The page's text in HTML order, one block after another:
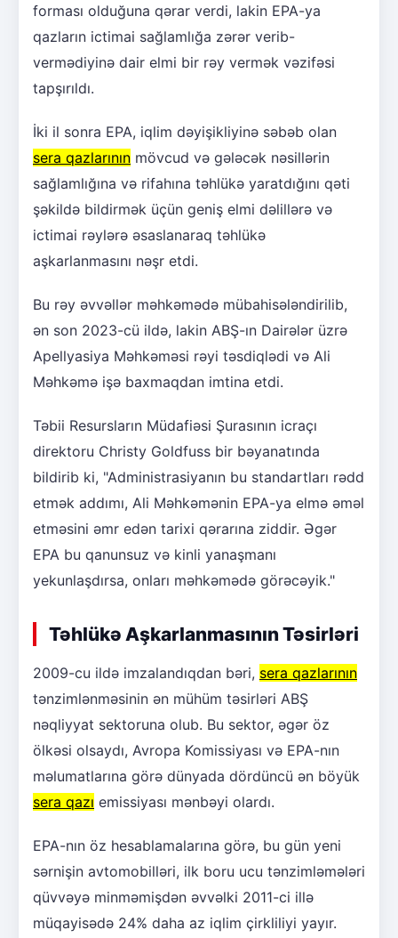
forması olduğuna qərar verdi, lakin EPA-ya
qazların ictimai sağlamlığa zərər verib-
vermədiyinə dair elmi bir rəy vermək vəzifəsi
tapşırıldı.
İki il sonra EPA, iqlim dəyişikliyinə səbəb olan
sera qazlarının mövcud və gələcək nəsillərin
sağlamlığına və rifahına təhlükə yaratdığını qəti
şəkildə bildirmək üçün geniş elmi dəlillərə və
ictimai rəylərə əsaslanaraq təhlükə
aşkarlanmasını nəşr etdi.
Bu rəy əvvəllər məhkəmədə mübahisələndirilib,
ən son 2023-cü ildə, lakin ABŞ-ın Dairələr üzrə
Apellyasiya Məhkəməsi rəyi təsdiqlədi və Ali
Məhkəmə işə baxmaqdan imtina etdi.
Təbii Resursların Müdafiəsi Şurasının icraçı
direktoru Christy Goldfuss bir bəyanatında
bildirib ki, "Administrasiyanın bu standartları rədd
etmək addımı, Ali Məhkəmənin EPA-ya elmə əməl
etməsini əmr edən tarixi qərarına ziddir. Əgər
EPA bu qanunsuz və kinli yanaşmanı
yekunlaşdırsa, onları məhkəmədə görəcəyik."
Təhlükə Aşkarlanmasının Təsirləri
2009-cu ildə imzalandıqdan bəri, sera qazlarının
tənzimlənməsinin ən mühüm təsirləri ABŞ
nəqliyyat sektoruna olub. Bu sektor, əgər öz
ölkəsi olsaydı, Avropa Komissiyası və EPA-nın
məlumatlarına görə dünyada dördüncü ən böyük
sera qazı emissiyası mənbəyi olardı.
EPA-nın öz hesablamalarına görə, bu gün yeni
sərnişin avtomobilləri, ilk boru ucu tənzimləmələri
qüvvəyə minməmişdən əvvəlki 2011-ci illə
müqayisədə 24% daha az iqlim çirkliliyi yayır.